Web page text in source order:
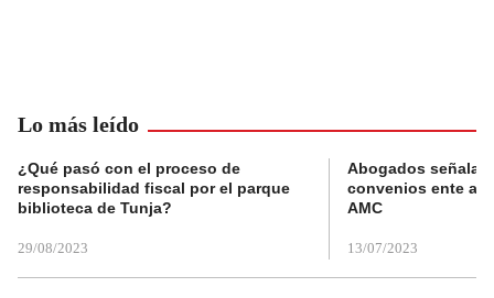
Lo más leído
¿Qué pasó con el proceso de
responsabilidad fiscal por el parque
biblioteca de Tunja?
29/08/2023
Abogados
convenios ente
AMC
13/07/2023